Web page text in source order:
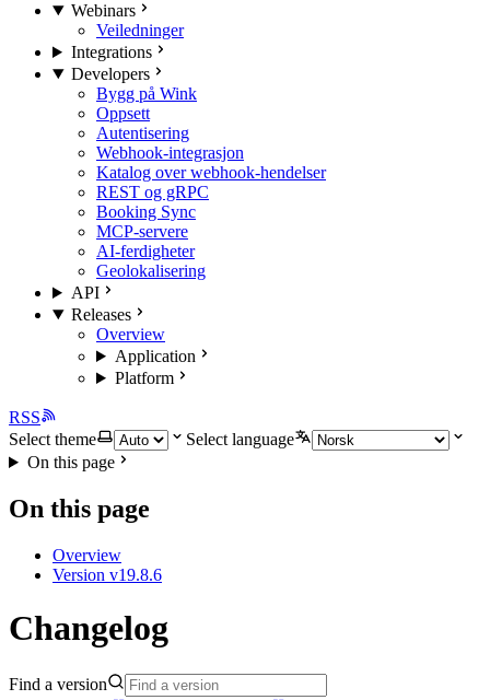
Webinars
Veiledninger
Integrations
Developers
Bygg på Wink
Oppsett
Autentisering
Webhook-integrasjon
Katalog over webhook-hendelser
REST og gRPC
Booking Sync
MCP-servere
AI-ferdigheter
Geolokalisering
API
Releases
Overview
Application
Platform
RSS
Select theme
Select language
On this page
On this page
Overview
Version v19.8.6
Changelog
Find a version